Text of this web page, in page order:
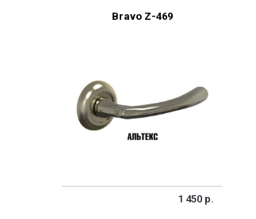
Bravo Z-469
1 450 р.